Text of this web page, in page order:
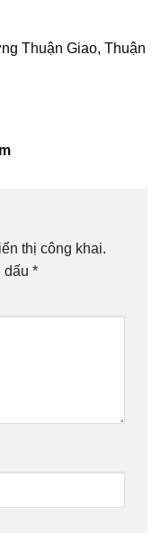
Thuận Giao, Thuận
thị công khai.
dấu *